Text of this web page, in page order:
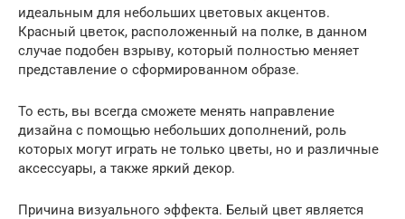
идеальным для небольших цветовых акцентов.
Красный цветок, расположенный на полке, в данном
случае подобен взрыву, который полностью меняет
представление о сформированном образе.
То есть, вы всегда сможете менять направление
дизайна с помощью небольших дополнений, роль
которых могут играть не только цветы, но и различные
аксессуары, а также яркий декор.
Причина визуального эффекта. Белый цвет является